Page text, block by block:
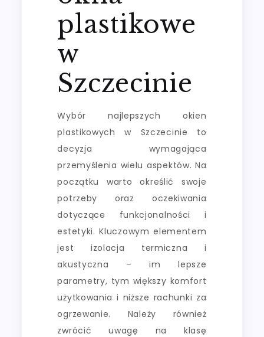
plastikowe
w
Szczecinie
Wybór najlepszych okien
plastikowych w Szczecinie to
decyzja wymagająca
przemyślenia wielu aspektów. Na
początku warto określić swoje
potrzeby oraz oczekiwania
dotyczące funkcjonalności i
estetyki. Kluczowym elementem
jest izolacja termiczna i
akustyczna – im lepsze
parametry, tym większy komfort
użytkowania i niższe rachunki za
ogrzewanie. Należy również
zwrócić uwagę na klasę